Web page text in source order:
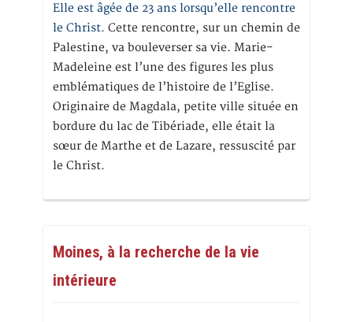
Elle est âgée de 23 ans lorsqu’elle rencontre
le Christ. Cette rencontre, sur un chemin de
Palestine, va bouleverser sa vie. Marie-
Madeleine est l’une des figures les plus
emblématiques de l’histoire de l’Eglise.
Originaire de Magdala, petite ville située en
bordure du lac de Tibériade, elle était la
sœur de Marthe et de Lazare, ressuscité par
le Christ.
Moines, à la recherche de la vie
intérieure